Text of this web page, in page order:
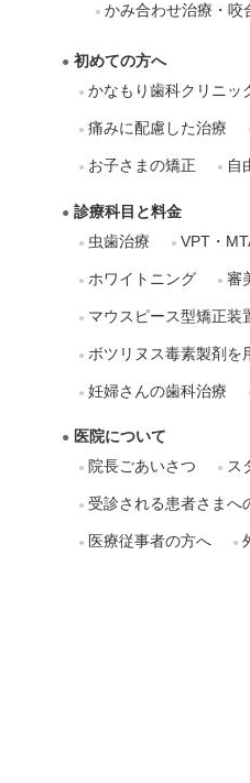
かみ合わせ治療・咬
初めての方へ
かなもり歯科クリニッ
痛みに配慮した治療
お子さまの矯正 自
診療科目と料金
虫歯治療
VPT・
ホワイトニング 審
マウスピース型矯正装
ボツリヌス毒素製剤を
妊婦さんの歯科治療
医院について
院長ごあいさつ
ス
受診される患者さまへ
医療従事者の方へ